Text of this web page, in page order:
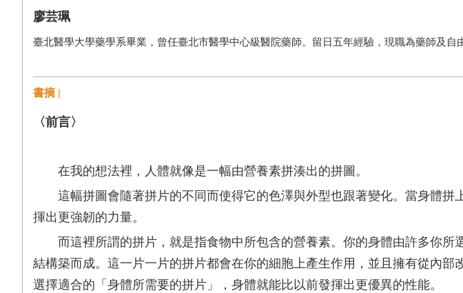
廖芸珮
臺北醫學大學藥學系畢業，曾任臺北市醫學中心級醫院藥師。留日五年經驗，現職為藥師及自
書摘 |
〈前言〉
在我的想法裡，人體就像是一幅由營養素拼湊出的拼圖。
這幅拼圖會隨著拼片的不同而使得它的色澤與外型也跟著變化。當身體拼
揮出更強韌的力量。
而這裡所謂的拼片，就是指食物中所包含的營養素。你的身體由許多你所
結構築而成。這一片一片的拼片都會在你的細胞上產生作用，並且擁有從內部
選擇適合的「身體所需要的拼片」，身體就能比以前發揮出更優異的性能。